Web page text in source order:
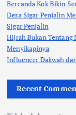
Bercanda Kok Bikin
Desa Sigar Penjalin
Sigar Penjalin
Hijrah Bukan Tentang
Menyikapinya
Influencer Dakwah
Recent